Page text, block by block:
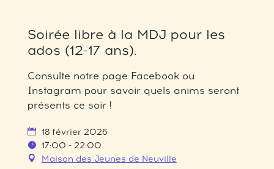
Soirée libre à la MDJ pour les
ados (12-17 ans).
Consulte notre page Facebook ou
Instagram pour savoir quels anims seront
présents ce soir !
18 février 2026
17:00 - 22:00
Maison des Jeunes de Neuville